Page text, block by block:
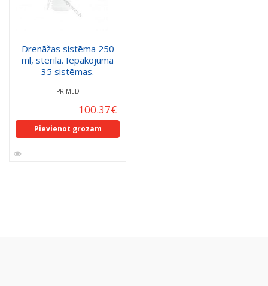
Drenāžas sistēma 250
ml, sterila. Iepakojumā
35 sistēmas.
PRIMED
100.37€
Pievienot grozam